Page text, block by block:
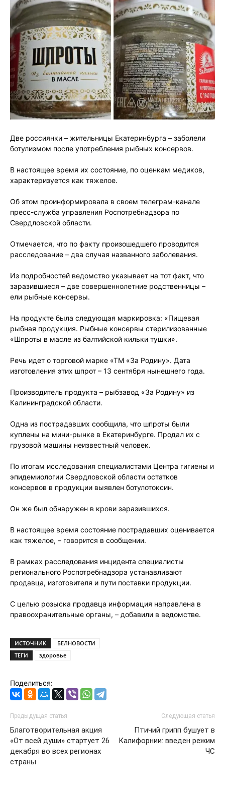
Две россиянки – жительницы Екатеринбурга – заболели
ботулизмом после употребления рыбных консервов.
В настоящее время их состояние, по оценкам медиков,
характеризуется как тяжелое.
Об этом проинформировала в своем телеграм-канале
пресс-служба управления Роспотребнадзора по
Свердловской области.
Отмечается, что по факту произошедшего проводится
расследование – два случая названного заболевания.
Из подробностей ведомство указывает на тот факт, что
заразившиеся – две совершеннолетние родственницы –
ели рыбные консервы.
На продукте была следующая маркировка: «Пищевая
рыбная продукция. Рыбные консервы стерилизованные
«Шпроты в масле из балтийской кильки тушки».
Речь идет о торговой марке «ТМ «За Родину». Дата
изготовления этих шпрот – 13 сентября нынешнего года.
Производитель продукта – рыбзавод «За Родину» из
Калининградской области.
Одна из пострадавших сообщила, что шпроты были
куплены на мини-рынке в Екатеринбурге. Продал их с
грузовой машины неизвестный человек.
По итогам исследования специалистами Центра гигиены и
эпидемиологии Свердловской области остатков
консервов в продукции выявлен ботулотоксин.
Он же был обнаружен в крови заразившихся.
В настоящее время состояние пострадавших оценивается
как тяжелое, – говорится в сообщении.
В рамках расследования инцидента специалисты
регионального Роспотребнадзора устанавливают
продавца, изготовителя и пути поставки продукции.
С целью розыска продавца информация направлена в
правоохранительные органы, – добавили в ведомстве.
ИСТОЧНИК
БЕЛНОВОСТИ
ТЕГИ
здоровье
Поделиться:
Предыдущая статья
Благотворительная акция
«От всей души» стартует 26
декабря во всех регионах
страны
Следующая статья
Птичий грипп бушует в
Калифорнии: введен режим
ЧС